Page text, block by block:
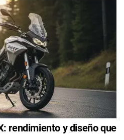
rendimiento y diseño que